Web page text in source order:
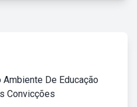
De Educação
Convicções